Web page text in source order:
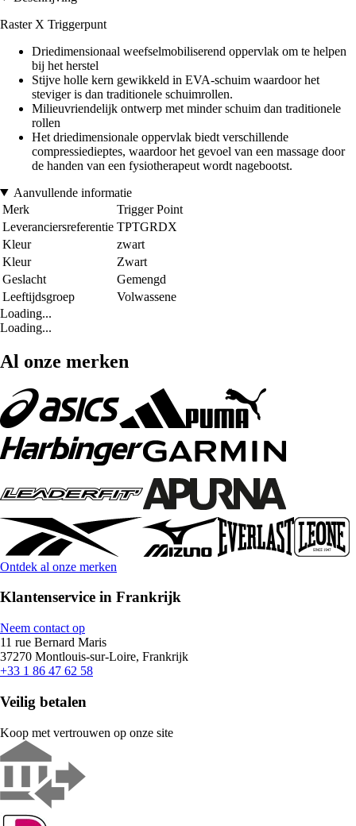
Raster X Triggerpunt
Driedimensionaal weefselmobiliserend oppervlak om te helpen
bij het herstel
Stijve holle kern gewikkeld in EVA-schuim waardoor het
steviger is dan traditionele schuimrollen.
Milieuvriendelijk ontwerp met minder schuim dan traditionele
rollen
Het driedimensionale oppervlak biedt verschillende
compressiedieptes, waardoor het gevoel van een massage door
de handen van een fysiotherapeut wordt nagebootst.
Aanvullende informatie
Merk
Trigger Point
Leveranciersreferentie TPTGRDX
Kleur
zwart
Kleur
Zwart
Geslacht
Gemengd
Leeftijdsgroep
Volwassene
Loading...
Loading...
Al onze merken
Ontdek al onze merken
Klantenservice in Frankrijk
Neem contact op
11 rue Bernard Maris
37270 Montlouis-sur-Loire, Frankrijk
+33 1 86 47 62 58
Veilig betalen
Koop met vertrouwen op onze site